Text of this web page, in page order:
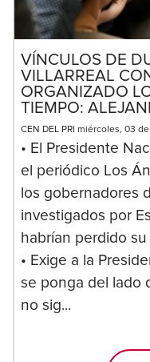
VÍNCULOS DE
VILLARREAL
ORGANIZADO
TIEMPO:
CEN DEL PRI miércoles, 03
• El Presidente
el periódico Los
los gobernadores
investigados por
habrían perdido su
• Exige a la
se ponga del lado
no sig...